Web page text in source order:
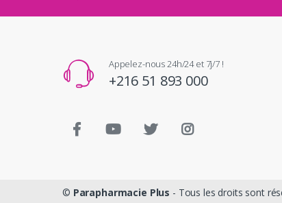
Appelez-nous 24h/24 et 7j/7 !
+216 51 893 000
© Parapharmacie Plus - Tous les droits sont